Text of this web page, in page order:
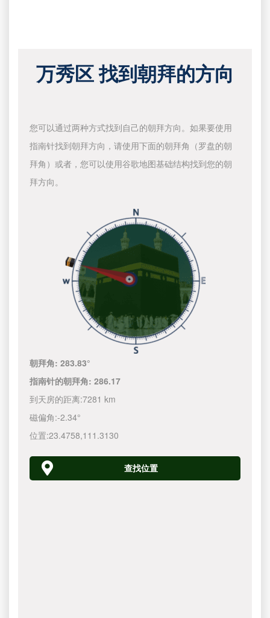
万秀区 找到朝拜的方向
您可以通过两种方式找到自己的朝拜方向。如果要使用
指南针找到朝拜方向，请使用下面的朝拜角（罗盘的朝
拜角）或者，您可以使用谷歌地图基础结构找到您的朝
拜方向。
朝拜角:283.83°
指南针的朝拜角:286.17
到天房的距离:7281 km
磁偏角:-2.34°
位置:23.4758,111.3130
查找位置